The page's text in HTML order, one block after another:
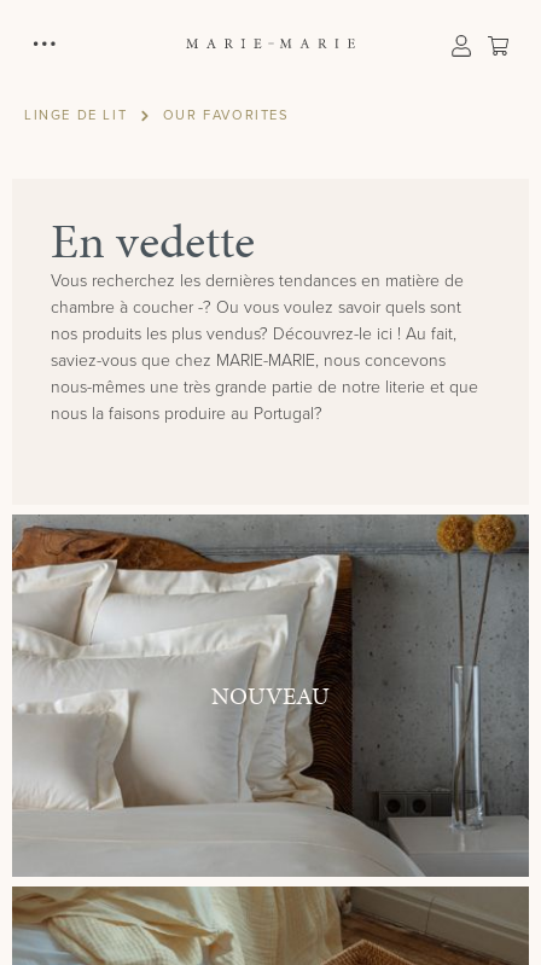
Le
LINGE DE LIT OUR FAVORITES
En vedette
Vous recherchez les dernières tendances en matière de
chambre à coucher -? Ou vous voulez savoir quels sont
nos produits les plus vendus? Découvrez-le ici ! Au fait,
saviez-vous que chez MARIE-MARIE, nous concevons
nous-mêmes une très grande partie de notre literie et que
nous la faisons produire au Portugal?
NOUVEAU